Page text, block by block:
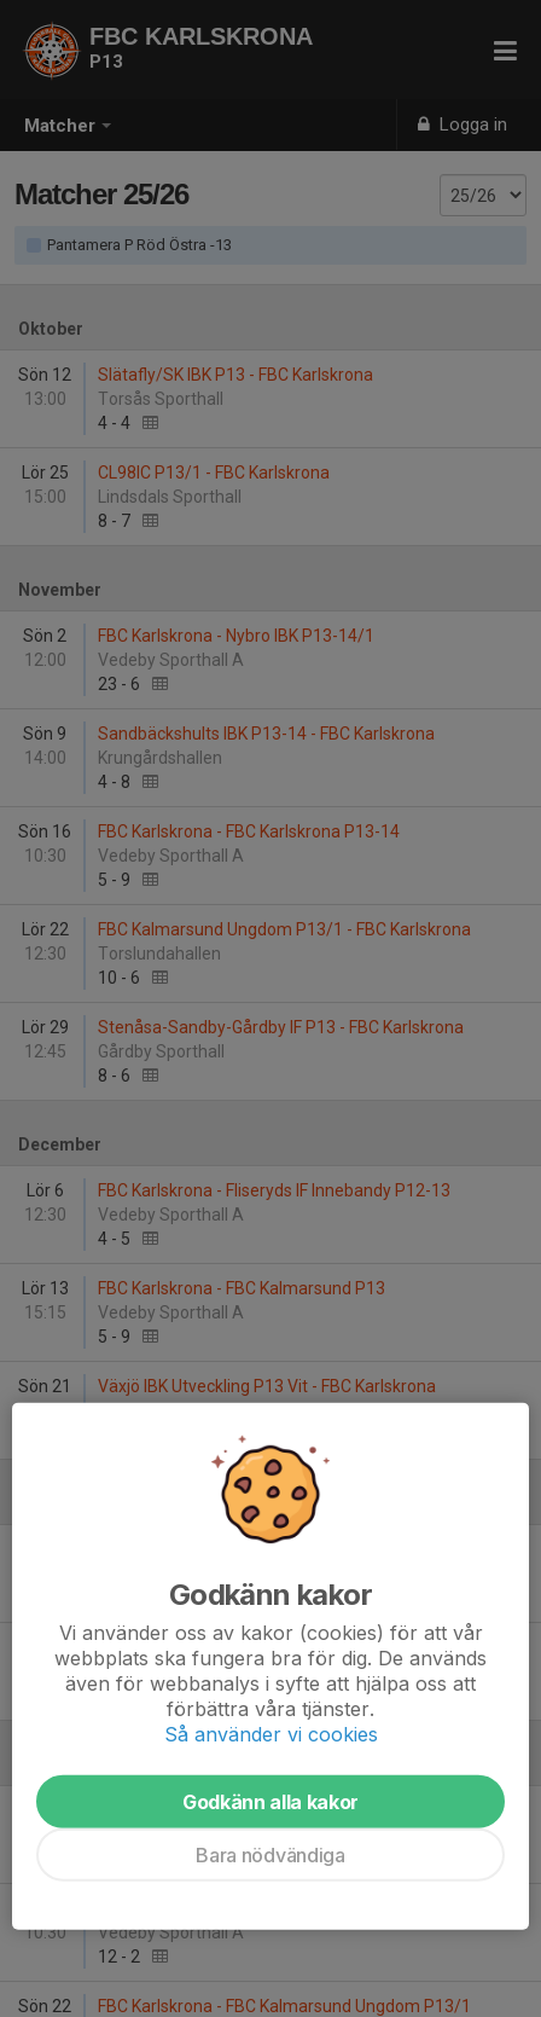
Matcher Logga in
FBC KARLSKRONA
P13
Matcher 25/26
Pantamera P Röd Östra -13
Oktober
Sön 12
13:00
Slätafly/SK IBK P13 - FBC Karlskrona
Torsås Sporthall
4 - 4
Lör 25
15:00
CL98IC P13/1 - FBC Karlskrona
Lindsdals Sporthall
8 - 7
November
Sön 2
12:00
FBC Karlskrona - Nybro IBK P13-14/1
Vedeby Sporthall A
23 - 6
Sön 9
14:00
Sandbäckshults IBK P13-14 - FBC Karlskrona
Krungårdshallen
4 - 8
Sön 16
10:30
FBC Karlskrona - FBC Karlskrona P13-14
Vedeby Sporthall A
5 - 9
Lör 22
12:30
FBC Kalmarsund Ungdom P13/1 - FBC Karlskrona
Torslundahallen
10 - 6
Lör 29
12:45
Stenåsa-Sandby-Gårdby IF P13 - FBC Karlskrona
Gårdby Sporthall
8 - 6
December
Lör 6
12:30
FBC Karlskrona - Fliseryds IF Innebandy P12-13
Vedeby Sporthall A
4 - 5
Lör 13
15:15
FBC Karlskrona - FBC Kalmarsund P13
Vedeby Sporthall A
5 - 9
Sön 21
Växjö IBK Utveckling P13 Vit - FBC Karlskrona
FBC Karlskrona - Slätafly/SK IBK P13
10:00
FBC Karlskrona - CL98IC P13/1
Vedeby Sporthall A
9
2
Sön 1
14:00
Nybro IBK P13-14/1 - FBC Karlskrona
OG-Hallen
10:30
Vedeby Sporthall A
12 - 2
Sön 22
FBC Karlskrona - FBC Kalmarsund Ungdom P13/1
Godkänn kakor
Vi använder oss av kakor (cookies) för att vår
webbplats ska fungera bra för dig. De används
även för webbanalys i syfte att hjälpa oss att
förbättra våra tjänster.
Så använder vi cookies
Godkänn alla kakor
Bara nödvändiga